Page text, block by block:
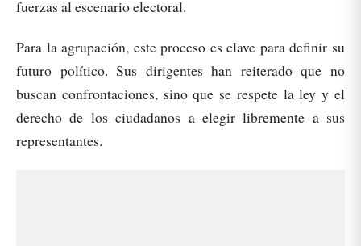
fuerzas al escenario electoral.
Para la agrupación, este proceso es clave para definir su
futuro político. Sus dirigentes han reiterado que no
buscan confrontaciones, sino que se respete la ley y el
derecho de los ciudadanos a elegir libremente a sus
representantes.